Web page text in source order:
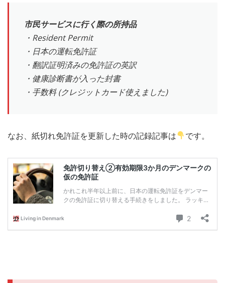
市民サービスに行く際の所持品
・Resident Permit
・日本の運転免許証
・翻訳証明済みの免許証の英訳
・健康診断書が入った封書
・手数料 (クレジットカード使えました)
なお、紙切れ免許証を更新した時の記録記事は です。